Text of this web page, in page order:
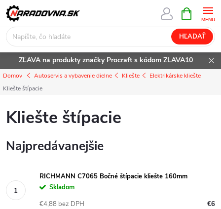
Prejsť
na
obsah
HĽADAŤ
KOŠÍK
ZĽAVA na produkty značky Procraft s kódom ZLAVA10
Domov Autoservis a vybavenie dielne Kliešte
Elektrikárske kliešte
Kliešte štípacie
Kliešte štípacie
Najpredávanejšie
RICHMANN C7065 Bočné štípacie kliešte 160mm
Skladom
€6
€4,88 bez DPH